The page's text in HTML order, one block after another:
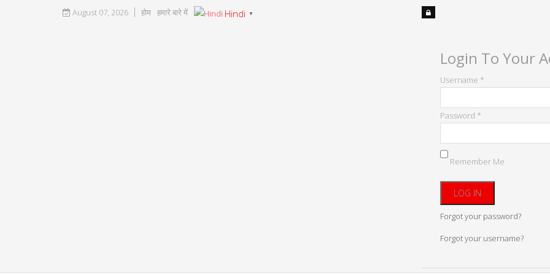
August 07, 2026 होम हमारे बारे में Hindi ▼
Login To Your
Username *
Password *
Remember Me
Forgot your password?
Forgot your username?